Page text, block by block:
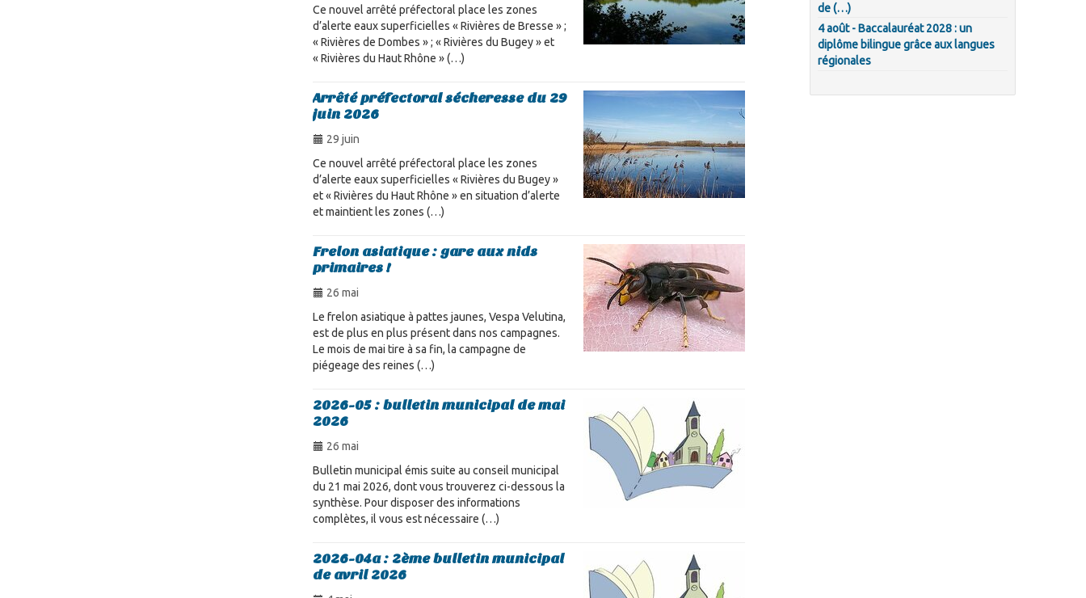
Ce nouvel arrêté préfectoral place les zones
d’alerte eaux superficielles « Rivières de Bresse » ;
« Rivières de Dombes » ; « Rivières du Bugey » et
« Rivières du Haut Rhône » (…)
Arrêté préfectoral sécheresse du 29
juin 2026
29 juin
Ce nouvel arrêté préfectoral place les zones
d’alerte eaux superficielles « Rivières du Bugey »
et « Rivières du Haut Rhône » en situation d’alerte
et maintient les zones (…)
Frelon asiatique : gare aux nids
primaires !
26 mai
Le frelon asiatique à pattes jaunes, Vespa Velutina,
est de plus en plus présent dans nos campagnes.
Le mois de mai tire à sa fin, la campagne de
piégeage des reines (…)
2026-05 : bulletin municipal de mai
2026
26 mai
Bulletin municipal émis suite au conseil municipal
du 21 mai 2026, dont vous trouverez ci-dessous la
synthèse. Pour disposer des informations
complètes, il vous est nécessaire (…)
2026-04a : 2ème bulletin municipal
de avril 2026
de (…)
4 août - Baccalauréat 2028 : un
diplôme bilingue grâce aux langues
régionales